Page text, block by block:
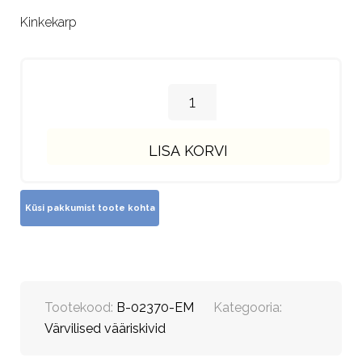
Kinkekarp
LISA KORVI
Tootekood: B-02370-EM
Kategooria:
Värvilised vääriskivid